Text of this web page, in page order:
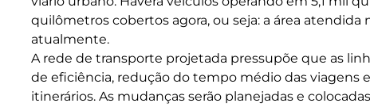
quilômetros cobertos agora, ou seja: a área atendida
atualmente.
A rede de transporte projetada pressupõe que as
de eficiência, redução do tempo médio das viagens
itinerários. As mudanças serão planejadas e